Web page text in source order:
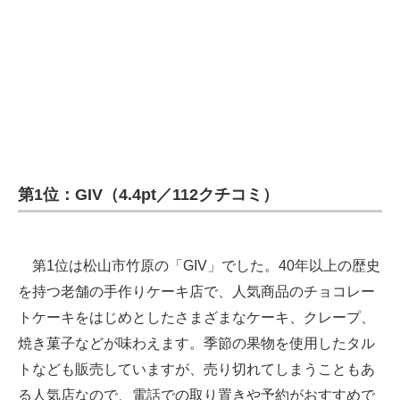
第1位：GIV（4.4pt／112クチコミ）
第1位は松山市竹原の「GIV」でした。40年以上の歴史
を持つ老舗の手作りケーキ店で、人気商品のチョコレー
トケーキをはじめとしたさまざまなケーキ、クレープ、
焼き菓子などが味わえます。季節の果物を使用したタル
トなども販売していますが、売り切れてしまうこともあ
る人気店なので、電話での取り置きや予約がおすすめで